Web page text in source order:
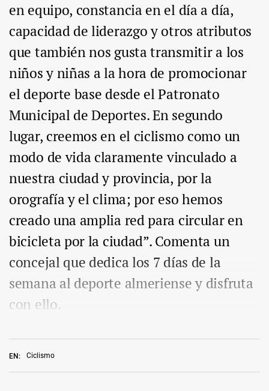
EN: Ciclismo
en equipo, constancia en el día a día,
capacidad de liderazgo y otros atributos
que también nos gusta transmitir a los
niños y niñas a la hora de promocionar
el deporte base desde el Patronato
Municipal de Deportes. En segundo
lugar, creemos en el ciclismo como un
modo de vida claramente vinculado a
nuestra ciudad y provincia, por la
orografía y el clima; por eso hemos
creado una amplia red para circular en
bicicleta por la ciudad”. Comenta un
concejal que dedica los 7 días de la
semana al deporte almeriense y disfruta
con ello.